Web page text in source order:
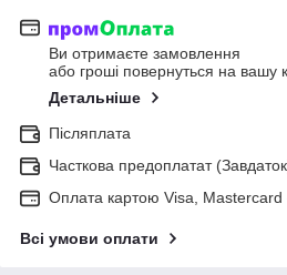
Ви отримаєте замовлення
або гроші повернуться на вашу
Детальніше
Післяплата
Часткова предоплатат
Оплата картою Visa, Mastercard
Всі умови оплати